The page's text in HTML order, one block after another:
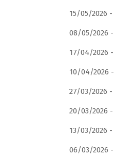
15/05/2026 -
08/05/2026 -
17/04/2026 -
10/04/2026 -
27/03/2026 -
20/03/2026 -
13/03/2026 -
06/03/2026 -